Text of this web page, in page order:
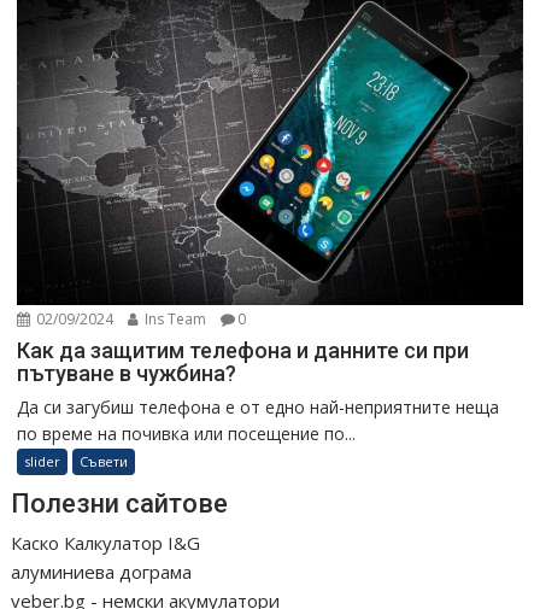
02/09/2024 Ins Team 0
Как да защитим телефона и данните си при
пътуване в чужбина?
Да си загубиш телефона е от едно най-неприятните неща
по време на почивка или посещение по...
slider Съвети
Полезни сайтове
Каско Калкулатор I&G
алуминиева дограма
veber.bg - немски акумулатори